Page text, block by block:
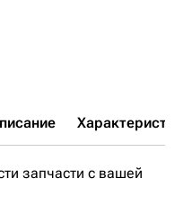
Характеристики
запчасти с вашей